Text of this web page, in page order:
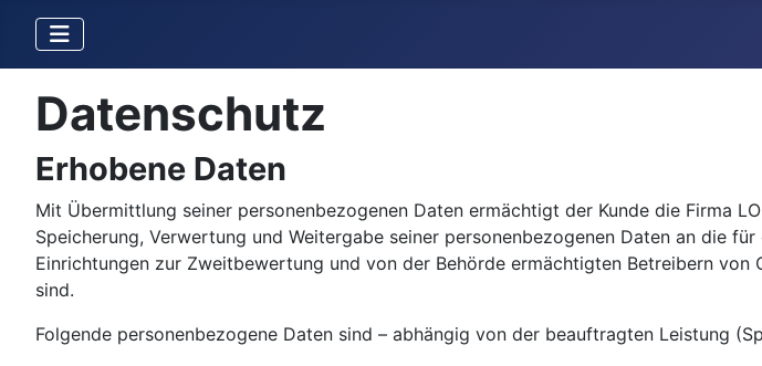
Datenschutz
Erhobene Daten
Mit Übermittlung seiner personenbezogenen Daten ermächtigt der Kunde die Firma
Speicherung, Verwertung und Weitergabe seiner personenbezogenen Daten an die
Einrichtungen zur Zweitbewertung und von der Behörde ermächtigten Betreibern
sind.
Folgende personenbezogene Daten sind – abhängig von der beauftragten Leistung